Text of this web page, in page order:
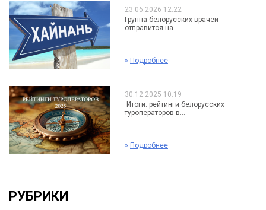
23.06.2026 12:22
Группа белорусских врачей
отправится на...
» Подробнее
30.12.2025 10:19
Итоги: рейтинги белорусских
туроператоров в...
» Подробнее
РУБРИКИ